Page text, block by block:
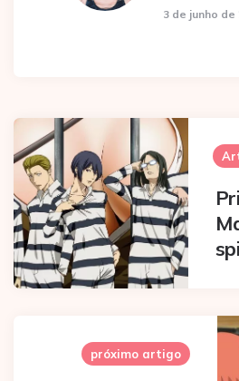
3 de junho de
Post
navigation
próximo artigo